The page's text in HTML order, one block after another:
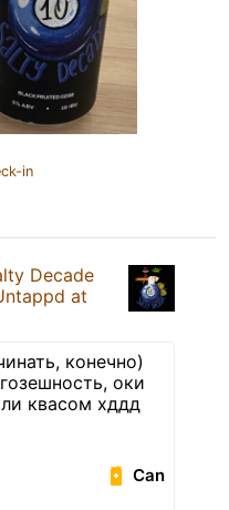
in
Decade
at
конечно)
оки
квасом хддд
Can